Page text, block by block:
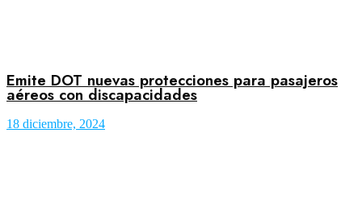
Emite DOT nuevas protecciones para pasajeros
aéreos con discapacidades
18 diciembre, 2024